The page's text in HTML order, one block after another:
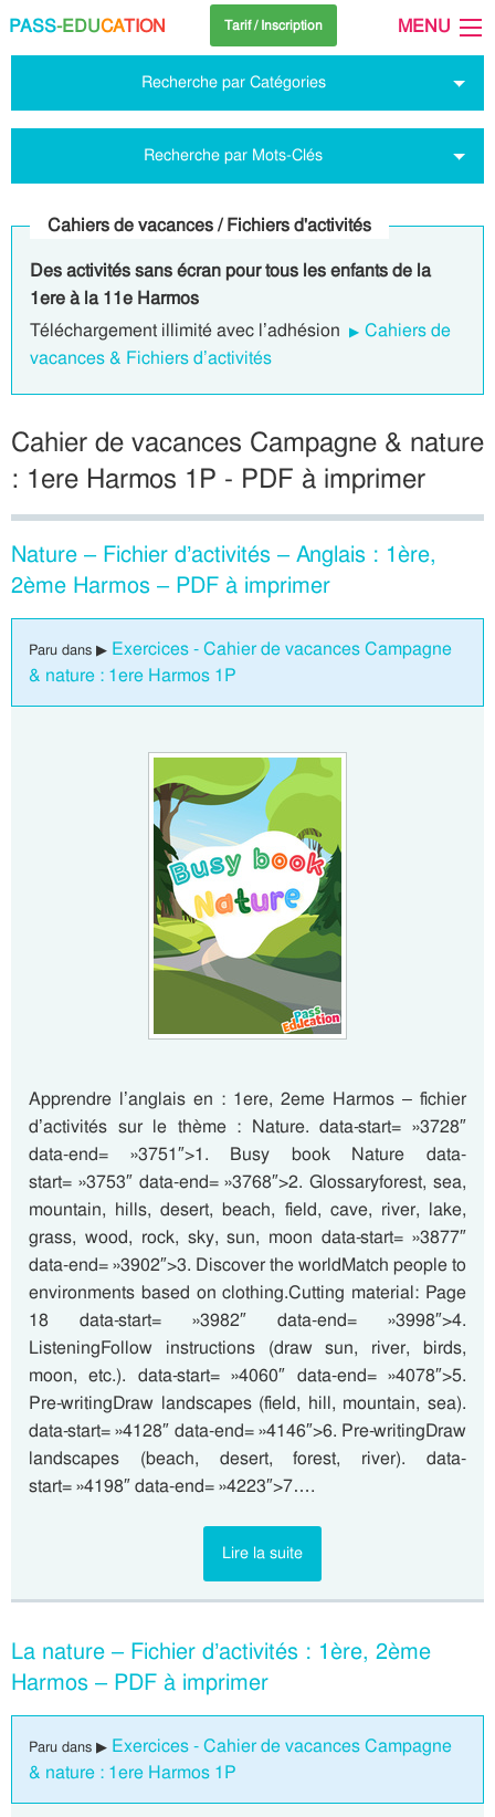
PASS-EDUCATION Tarif / Inscription MENU
Recherche par Catégories
Recherche par Mots-Clés
Cahiers de vacances / Fichiers d'activités
Des activités sans écran pour tous les enfants de la
1ere à la 11e Harmos
Téléchargement illimité avec l’adhésion
Cahiers de
vacances & Fichiers d’activités
Cahier de vacances Campagne & nature
: 1ere Harmos 1P - PDF à imprimer
Nature – Fichier d’activités – Anglais : 1ère,
2ème Harmos – PDF à imprimer
Paru dans ▶ Exercices - Cahier de vacances Campagne
& nature : 1ere Harmos 1P
Apprendre l’anglais en : 1ere, 2eme Harmos – fichier
d’activités sur le thème : Nature. data-start= »3728″
data-end= »3751″>1. Busy book Nature data-
start= »3753″ data-end= »3768″>2. Glossaryforest, sea,
mountain, hills, desert, beach, field, cave, river, lake,
grass, wood, rock, sky, sun, moon data-start= »3877″
data-end= »3902″>3. Discover the worldMatch people to
environments based on clothing.Cutting material: Page
18 data-start= »3982″ data-end= »3998″>4.
ListeningFollow instructions (draw sun, river, birds,
moon, etc.). data-start= »4060″ data-end= »4078″>5.
Pre-writingDraw landscapes (field, hill, mountain, sea).
data-start= »4128″ data-end= »4146″>6. Pre-writingDraw
landscapes (beach, desert, forest, river). data-
start= »4198″ data-end= »4223″>7….
Lire la suite
La nature – Fichier d’activités : 1ère, 2ème
Harmos – PDF à imprimer
Paru dans ▶ Exercices - Cahier de vacances Campagne
& nature : 1ere Harmos 1P